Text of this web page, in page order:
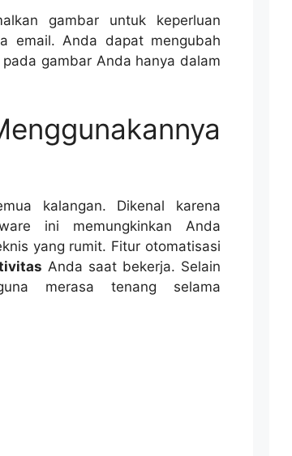
gambar untuk keperluan
email. Anda dapat mengubah
gambar Anda hanya dalam
kalangan. Dikenal karena
ini memungkinkan Anda
yang rumit. Fitur otomatisasi
Anda saat bekerja. Selain
merasa tenang selama